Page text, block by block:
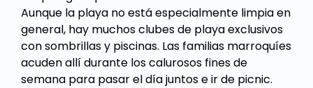
Aunque la playa no está especialmente limpia en
general, hay muchos clubes de playa exclusivos
con sombrillas y piscinas. Las familias marroquíes
acuden allí durante los calurosos fines de
semana para pasar el día juntos e ir de picnic.